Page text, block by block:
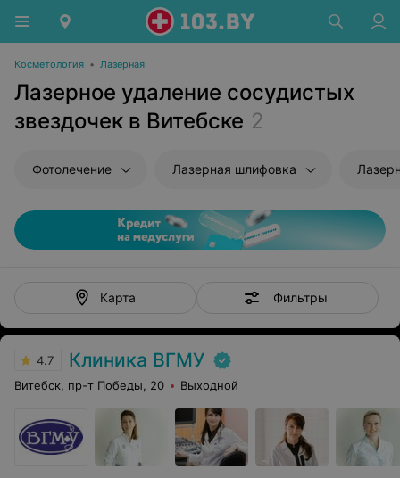
Косметология • Лазерная
Лазерное удаление сосудистых
звездочек в Витебске 2
Фотолечение Лазерная шлифовка
Карта Фильтры
4.7 Клиника ВГМУ
Витебск, пр-т Победы, 20 Выходной